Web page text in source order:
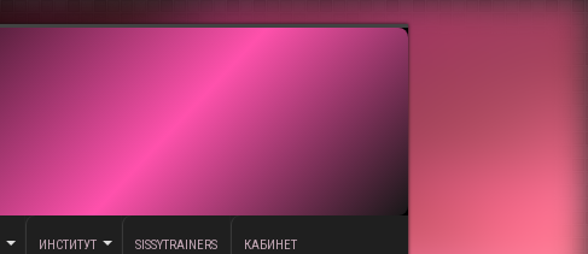
ИНСТИТУТ SISSYTRAINERS КАБИНЕТ